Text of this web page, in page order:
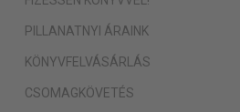
PILLANATNYI ÁRAINK
KÖNYVFELVÁSÁRLÁS
CSOMAGKÖVETÉS